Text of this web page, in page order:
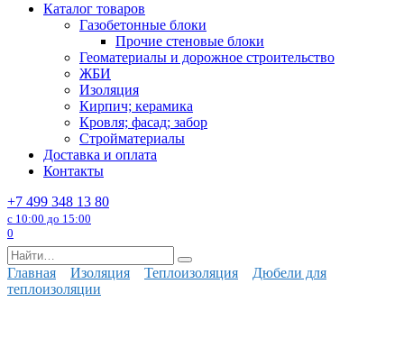
Каталог товаров
Газобетонные блоки
Прочие стеновые блоки
Геоматериалы и дорожное строительство
ЖБИ
Изоляция
Кирпич; керамика
Кровля; фасад; забор
Стройматериалы
Доставка и оплата
Контакты
+7 499 348 13 80
с 10:00 до 15:00
0
Search
for:
Главная Изоляция Теплоизоляция
Дюбели для
теплоизоляции